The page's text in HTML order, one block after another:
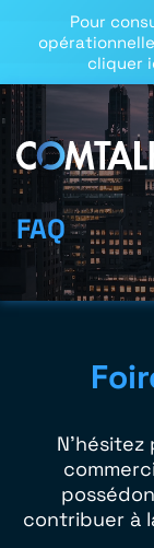
Pour
cliquer
FAQ
N'hésitez
contribuer à